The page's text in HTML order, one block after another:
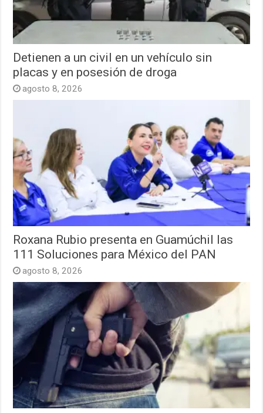
Detienen a un civil en un vehículo sin
placas y en posesión de droga
agosto 8, 2026
Roxana Rubio presenta en Guamúchil las
111 Soluciones para México del PAN
agosto 8, 2026